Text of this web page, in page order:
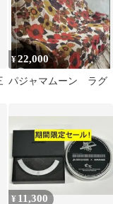
¥22,000
パジャマムーン ラグ
¥ 11,300